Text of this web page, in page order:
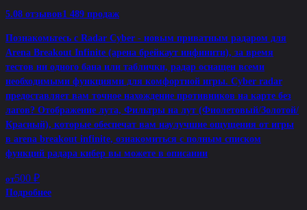
5.08 отзывов1 489 продаж
Познакомьтесь с Radar Cyber - новым приватным радаром для
Arena Breakout Infinite (арена брейкаут инфинити), за время
тестов ни одного бана или таблички, радар оснащен всеми
необходимыми функциями для комфортной игры. Cyber radar
предоставляет вам точное нахождение противников на карте без
лагов? Отображение лута, Фильтры на лут (Фиолетовый/Золотой/
Красный), которые обеспечат вам наулучшие ощущения от игры
в arena breakout infinite, ознакомиться с полным списком
функций радара кибер вы можете в описании
от500 ₽
Подробнее